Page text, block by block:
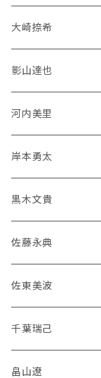
大崎捺希
影山達也
河内美里
岸本勇太
黒木文貴
佐藤永典
佐東美波
千葉瑞己
畠山遼